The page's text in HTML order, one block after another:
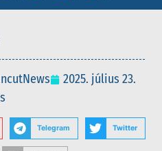
2025. július 23.
Telegram Twitter